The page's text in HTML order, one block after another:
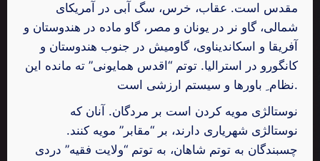
مقدس است. عقاب، خرس، سگ آبى در آمریکاى
شمالى، گاو نر در یونان و مصر، گاو ماده در هندوستان و
آفریقا و اسکاندیناوى، گاومیش در جنوب هندوستان و
کانگورو در استرالیا. توتم “اقدس همایونی” ته مانده این
نظام ِ باورها و سیستم ارزشی است.
نوستالژی مویه کردن است بر مردگان. آنان که
نوستالژی شهریاری دارند، بر “مقابر” مویه کنند.
چسبندگان به توتم شاهان، به توتم “ولایت فقیه” دردی